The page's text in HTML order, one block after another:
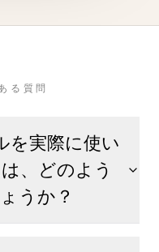
る質問
を実際に使い
、どのよう
うか？